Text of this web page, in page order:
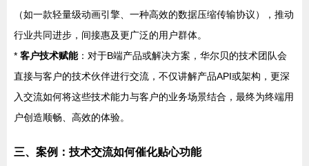
（如一款轻量级动画引擎、一种高效的数据压缩传输协议），推动
行业共同进步，间接惠及更广泛的用户群体。
* 客户技术赋能：对于B端产品或解决方案，华尔贝的技术团队会
直接与客户的技术伙伴进行交流，不仅讲解产品API或架构，更深
入交流如何将这些技术能力与客户的业务场景结合，最终为终端用
户创造顺畅、高效的体验。
三、案例：技术交流如何催化贴心功能